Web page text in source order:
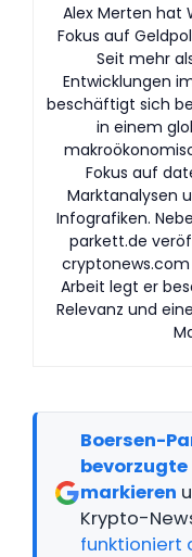
Alex Merten hat
Fokus auf
Seit mehr
Entwicklungen
beschäftigt sich
in einem
Fokus auf
Marktanalysen
Infografiken.
parkett.de
Arbeit legt er
Relevanz und
Boersen-
markieren
Krypto-
funktioniert